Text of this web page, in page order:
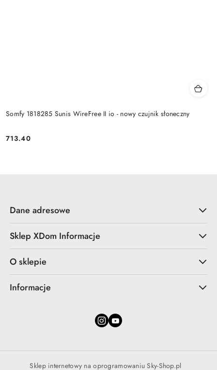
Somfy 1818285 Sunis WireFree II io - nowy czujnik słoneczny
Cena:
713.40
Dane adresowe
Sklep XDom Informacje
O sklepie
Informacje
Sklep internetowy na oprogramowaniu Sky-Shop.pl